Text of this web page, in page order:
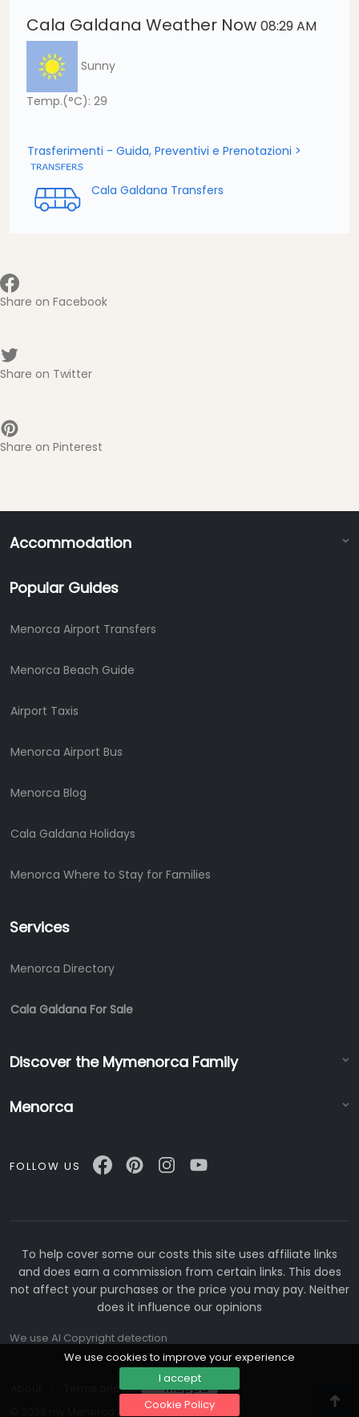
We use cookies to improve your experience
I accept
Cookie Policy
Cala Galdana Weather Now 08:29 AM
Sunny
Temp.(°C): 29
Trasferimenti - Guida, Preventivi e Prenotazioni >
Cala Galdana Transfers
Mappa
Share on Facebook
Share on Twitter
Share on Pinterest
Accommodation
Popular Guides
Menorca Airport Transfers
Menorca Beach Guide
Airport Taxis
Menorca Airport Bus
Menorca Blog
Cala Galdana Holidays
Menorca Where to Stay for Families
Services
Menorca Directory
Cala Galdana For Sale
Discover the Mymenorca Family
Menorca
FOLLOW US
To help cover some our costs this site uses affiliate links
and does earn a commission from certain links. This does
not affect your purchases or the price you may pay. Neither
does it influence our opinions
We use AI Copyright detection
Terms and Conditions
Privacy